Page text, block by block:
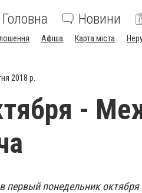
Головна Новини
Афіша Карта міста
2018 р.
-
первый понедельник